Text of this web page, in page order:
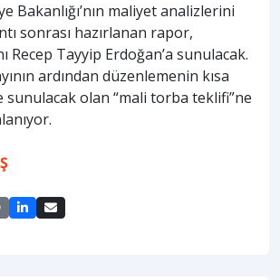
Bakanlığı’nın maliyet analizlerini
sonrası hazırlanan rapor,
Recep Tayyip Erdoğan’a sunulacak.
ardından düzenlemenin kısa
sunulacak olan “mali torba teklifi”ne